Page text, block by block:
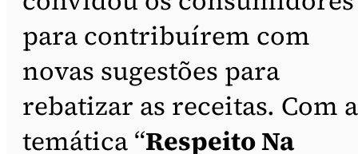
para contribuírem com
novas sugestões para
rebatizar as receitas. Com a
temática “Respeito Na